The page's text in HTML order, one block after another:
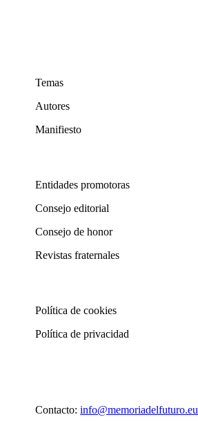
Temas
Autores
Manifiesto
Entidades promotoras
Consejo editorial
Consejo de honor
Revistas fraternales
Política de cookies
Política de privacidad
Contacto:info@memoriadelfuturo.eu